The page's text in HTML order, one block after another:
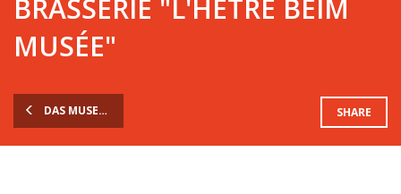
DAS MUSEUM
BRASSERIE "L'HÊTRE BEIM
MUSÉE"
SHARE